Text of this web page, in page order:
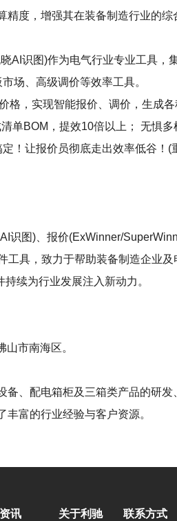
度，增强其在装备制造行业的综
AI识图)作为电气行业专业工具
场、高级调价等效率工具。
格，实现智能报价、调价，生成
单BOM，提效10倍以上； 无惧
！让报价员彻底走出效率低谷！
识图)、报价(ExWinner/
工具，致力于帮助装备制造企业
续为行业发展注入新动力。
市南海区。
、配电箱柜及三箱类产品的研
富的行业经验与客户资源。
资讯 关于利驰 联系方式